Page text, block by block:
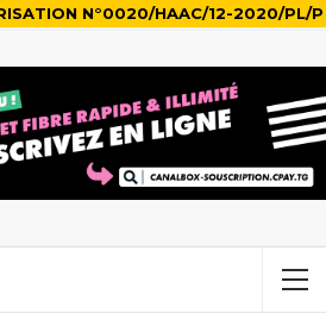
N°0020/HAAC/12-2020/PL/P